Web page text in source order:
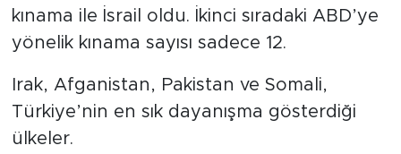
kınama ile İsrail oldu. İkinci sıradaki ABD’ye
yönelik kınama sayısı sadece 12.
Irak, Afganistan, Pakistan ve Somali,
Türkiye’nin en sık dayanışma gösterdiği
ülkeler.